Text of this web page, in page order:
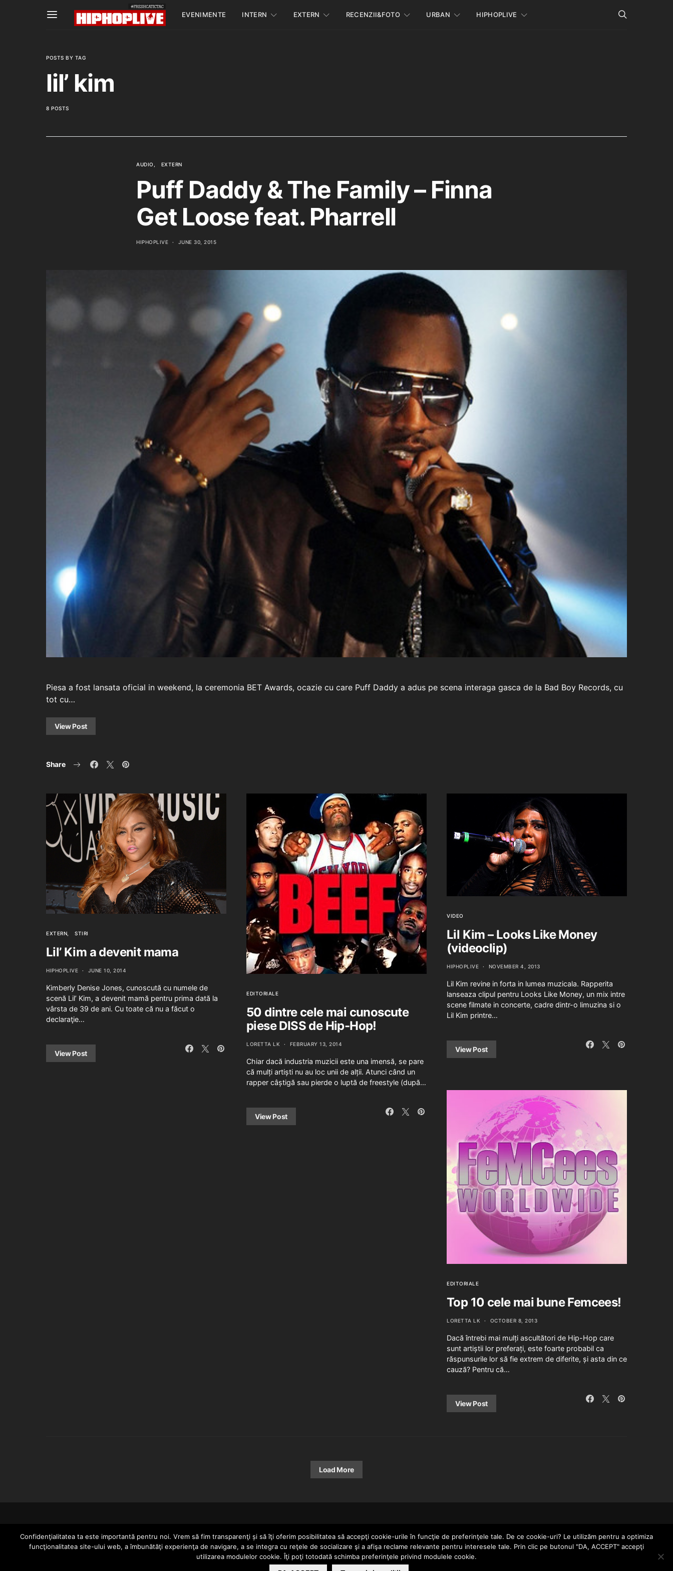
EVENIMENTE INTERN EXTERN RECENZII&FOTO URBAN HIPHOPLIVE
POSTS BY TAG
lil’ kim
8 POSTS
AUDIO EXTERN
Puff Daddy & The Family – Finna
Get Loose feat. Pharrell
HIPHOPLIVE JUNE 30, 2015
Piesa a fost lansata oficial in weekend, la ceremonia BET Awards, ocazie cu care Puff Daddy a adus pe scena interaga gasca de la Bad Boy Records, cu
tot cu…
View Post
Share
EXTERN STIRI
Lil’ Kim a devenit mama
HIPHOPLIVE JUNE 10, 2014
Kimberly Denise Jones, cunoscută cu numele de
scenă Lil’ Kim, a devenit mamă pentru prima dată la
vârsta de 39 de ani. Cu toate că nu a făcut o
declaraţie…
View Post
EDITORIALE
50 dintre cele mai cunoscute
piese DISS de Hip-Hop!
LORETTA LK FEBRUARY 13, 2014
Chiar dacă industria muzicii este una imensă, se pare
că mulți artiști nu au loc unii de alții. Atunci când un
rapper câștigă sau pierde o luptă de freestyle (după…
View Post
VIDEO
Lil Kim – Looks Like Money
(videoclip)
HIPHOPLIVE NOVEMBER 4, 2013
Lil Kim revine in forta in lumea muzicala. Rapperita
lanseaza clipul pentru Looks Like Money, un mix intre
scene filmate in concerte, cadre dintr-o limuzina si o
Lil Kim printre…
View Post
EDITORIALE
Top 10 cele mai bune Femcees!
LORETTA LK OCTOBER 8, 2013
Dacă întrebi mai mulți ascultători de Hip-Hop care
sunt artiștii lor preferați, este foarte probabil ca
răspunsurile lor să fie extrem de diferite, și asta din ce
cauză? Pentru că…
View Post
Load More
HOME CONTACT POLITICĂ DE CONFIDENȚIALITATE
Since 2005 | Copyright by HIPHOPLIVE ENTERTAINMENT SRL
Confidenţialitatea ta este importantă pentru noi. Vrem să fim transparenţi și să îţi oferim posibilitatea să accepţi cookie-urile în funcţie de preferinţele tale. De ce cookie-uri? Le utilizăm pentru a optimiza
funcţionalitatea site-ului web, a îmbunătăţi experienţa de navigare, a se integra cu reţele de socializare şi a afişa reclame relevante pentru interesele tale. Prin clic pe butonul "DA, ACCEPT" accepţi
utilizarea modulelor cookie. Îţi poţi totodată schimba preferinţele privind modulele cookie.